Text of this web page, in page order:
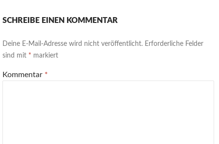
SCHREIBE EINEN KOMMENTAR
Deine E-Mail-Adresse wird nicht veröffentlicht. Erforderliche Felder
sind mit * markiert
Kommentar *